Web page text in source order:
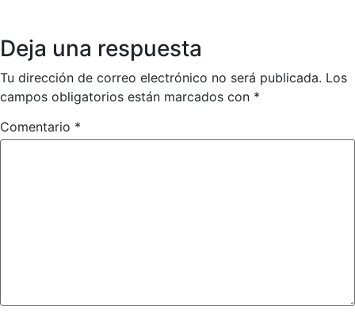
Deja una respuesta
Tu dirección de correo electrónico no será publicada. Los
campos obligatorios están marcados con *
Comentario *